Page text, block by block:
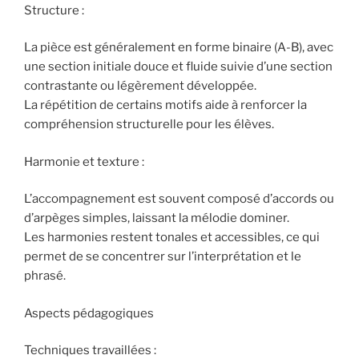
Structure :
La pièce est généralement en forme binaire (A-B), avec
une section initiale douce et fluide suivie d’une section
contrastante ou légèrement développée.
La répétition de certains motifs aide à renforcer la
compréhension structurelle pour les élèves.
Harmonie et texture :
L’accompagnement est souvent composé d’accords ou
d’arpèges simples, laissant la mélodie dominer.
Les harmonies restent tonales et accessibles, ce qui
permet de se concentrer sur l’interprétation et le
phrasé.
Aspects pédagogiques
Techniques travaillées :